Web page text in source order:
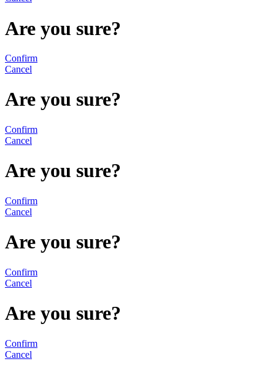
Are you sure?
Confirm
Cancel
Are you sure?
Confirm
Cancel
Are you sure?
Confirm
Cancel
Are you sure?
Confirm
Cancel
Are you sure?
Confirm
Cancel